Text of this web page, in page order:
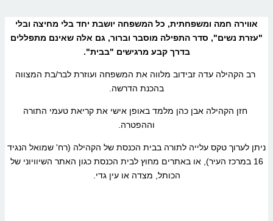
אווירה חמה ומשפחתית, כל המשפחה יושבת יחד בלי מחיצה ובלי
"עזרת נשים", סדר התפילה מוסבר וברור, גם אלה שאינם מתפללים
בדרך קבע מרגישים "בבית".
רב הקהילה עדה זבידוב מלווה את המשפחה ועוזרת לבר/בת המצווה
בהכנת הדרשה.
חזן הקהילה אבן כהן מלמד באופן אישי את קריאת טעמי התורה
וההפטרה.
ניתן לערוך טקס עלייה לתורה בבית הכנסת של הקהילה (רח' שמואל הנגיד
16 במרכז העיר), או באתרים מחוץ לבית הכנסת כגון האתר השיוויוני של
הכותל, מצדה או עין גדי.